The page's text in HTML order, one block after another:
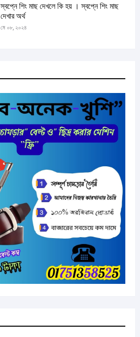
স্বপ্নে শিং মাছ দেখলে কি হয় । স্বপ্নে শিং মাছ
দেখার অর্থ
মে ০৮, ২০২৪